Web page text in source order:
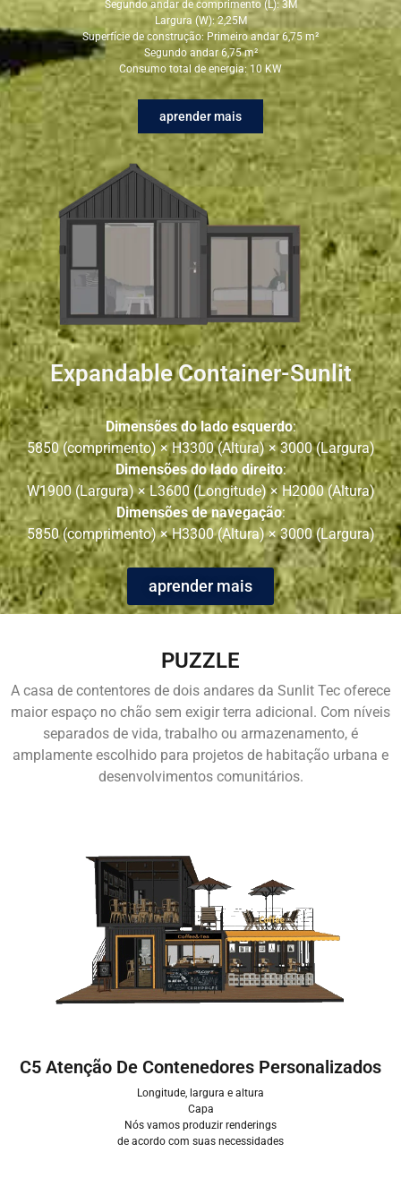
Segundo andar de comprimento (L): 3M
Largura (W): 2,25M
Superfície de construção: Primeiro andar 6,75 m²
Segundo andar 6,75 m²
Consumo total de energia: 10 KW
aprender mais
Expandable Container-Sunlit
Dimensões do lado esquerdo:
5850 (comprimento) × H3300 (Altura) × 3000 (Largura)
Dimensões do lado direito:
W1900 (Largura) × L3600 (Longitude) × H2000 (Altura)
Dimensões de navegação:
5850 (comprimento) × H3300 (Altura) × 3000 (Largura)
aprender mais
PUZZLE
A casa de contentores de dois andares da Sunlit Tec oferece
maior espaço no chão sem exigir terra adicional. Com níveis
separados de vida, trabalho ou armazenamento, é
amplamente escolhido para projetos de habitação urbana e
desenvolvimentos comunitários.
C5 Atenção De Contenedores Personalizados
Longitude, largura e altura
Capa
Nós vamos produzir renderings
de acordo com suas necessidades